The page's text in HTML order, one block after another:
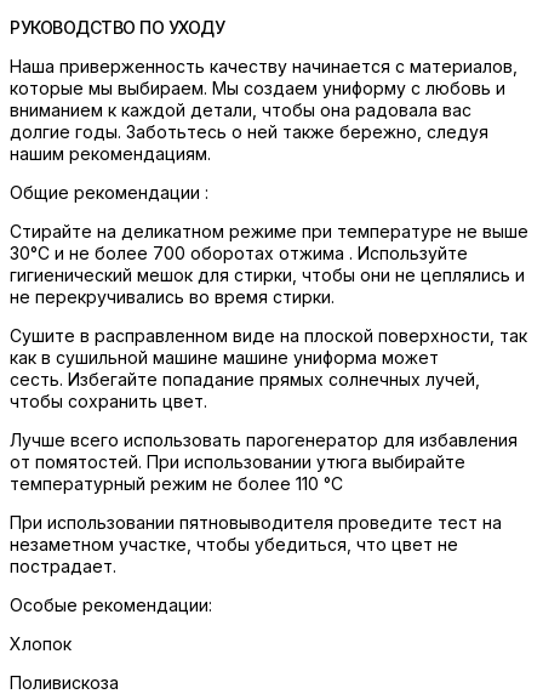
РУКОВОДСТВО ПО УХОДУ
Наша приверженность качеству начинается с материалов,
которые мы выбираем. Мы создаем униформу с любовь и
вниманием к каждой детали, чтобы она радовала вас
долгие годы. Заботьтесь о ней также бережно, следуя
нашим рекомендациям.
Общие рекомендации :
Стирайте на деликатном режиме при температуре не выше
30°C и не более 700 оборотах отжима . Используйте
гигиенический мешок для стирки, чтобы они не цеплялись и
не перекручивались во время стирки.
Сушите в расправленном виде на плоской поверхности, так
как в сушильной машине машине униформа может
сесть. Избегайте попадание прямых солнечных лучей,
чтобы сохранить цвет.
Лучше всего использовать парогенератор для избавления
от помятостей. При использовании утюга выбирайте
температурный режим не более 110 °C
При использовании пятновыводителя проведите тест на
незаметном участке, чтобы убедиться, что цвет не
пострадает.
Особые рекомендации:
Хлопок
Поливискоза